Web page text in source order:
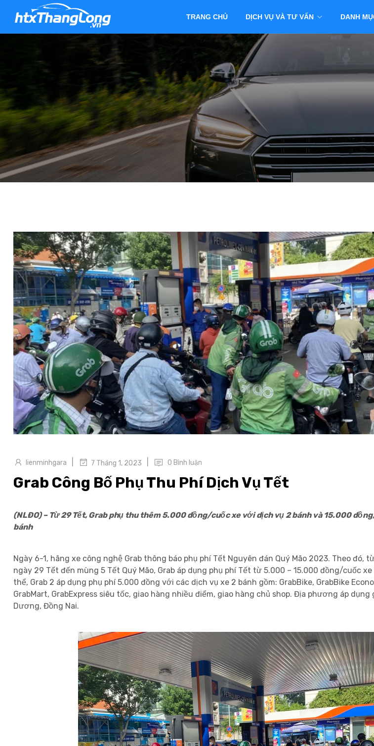
TRANG CHỦ DỊCH VỤ VÀ TƯ VẤN DANH
lienminhgara 7 Tháng 1, 2023 0 Bình luận
Grab Công Bố Phụ Thu Phí Dịch Vụ Tết
(NLĐO) – Từ 29 Tết, Grab phụ thu thêm 5.000 đồng/cuốc xe với dịch vụ 2 bánh và 15.000
bánh
Ngày 6-1, hãng xe công nghệ Grab thông báo phụ phí Tết Nguyên đán Quý Mão 2023. Theo đó,
ngày 29 Tết đến mùng 5 Tết Quý Mão, Grab áp dụng phụ phí Tết từ 5.000 – 15.000 đồng/cuốc
thể, Grab 2 áp dụng phụ phí 5.000 đồng với các dịch vụ xe 2 bánh gồm: GrabBike, GrabBike
GrabMart, GrabExpress siêu tốc, giao hàng nhiều điểm, giao hàng chủ shop. Địa phương áp dụng
Dương, Đồng Nai.